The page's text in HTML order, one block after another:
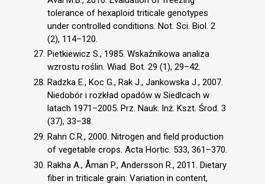
tolerance of hexaploid triticale genotypes
under controlled conditions. Not. Sci. Biol. 2
(2), 114–120.
Pietkiewicz S., 1985. Wskaźnikowa analiza
wzrostu roślin. Wiad. Bot. 29 (1), 29–42.
Radzka E., Koc G., Rak J., Jankowska J., 2007.
Niedobór i rozkład opadów w Siedlcach w
latach 1971–2005. Prz. Nauk. Inż. Kszt. Środ. 3
(37), 33–38.
Rahn C.R., 2000. Nitrogen and field production
of vegetable crops. Acta Hortic. 533, 361–370.
Rakha A., Åman P., Andersson R., 2011. Dietary
fiber in triticale grain: Variation in content,